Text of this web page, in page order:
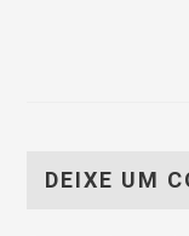
DEIXE UM